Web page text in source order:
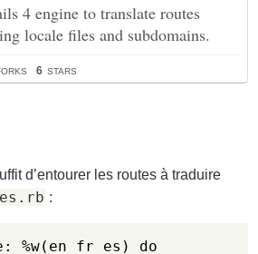
d’entourer les routes à traduire
:
%w(en fr es) do